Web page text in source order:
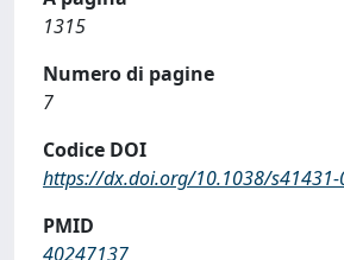
1315
Numero di pagine
7
Codice DOI
https://dx.doi.org/10.1038/
PMID
40247137